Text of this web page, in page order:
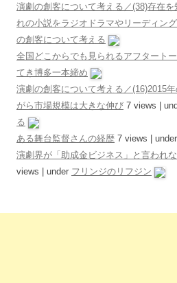
演劇の創客について考える／(38)存在
れの小説をラジオドラマやリーディン
の創客について考える
全国どこからでも見られるアフタート
てき博多一本締め
演劇の創客について考える／(16)2015
がら市場規模は大きな伸び 7 views
る
ある舞台監督さんの経歴 7 views under
演劇界が「助成金ビジネス」と言われ
views
under フリンジのリフジン